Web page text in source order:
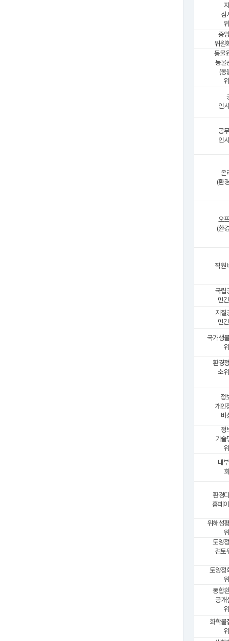
심
중
위원
동물
동물
(동
인
공
인
온
(환
오
(환
직원
국립
민
지질
민
국가생
환경
소
정
개인
비
정
기술
내
환경
홈페
위해성
토양
검토
토양정
통합
공개
화학물